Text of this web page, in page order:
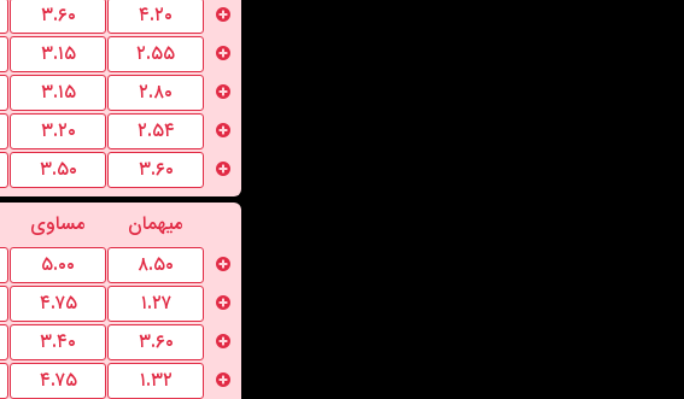
۳.۶۰
۴.۲۰
۳.۱۵
۲.۵۵
۳.۱۵
۲.۸۰
۳.۲۰
۲.۵۴
۳.۵۰
۳.۶۰
مساوی
میهمان
۵.۰۰
۸.۵۰
۴.۷۵
۱.۲۷
۳.۴۰
۳.۶۰
۴.۷۵
۱.۳۲